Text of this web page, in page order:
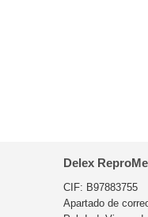
Delex
CIF: B97883755
Apartado de